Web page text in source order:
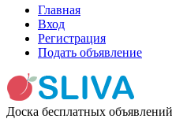
Главная
Вход
Регистрация
Подать объявление
Доска бесплатных